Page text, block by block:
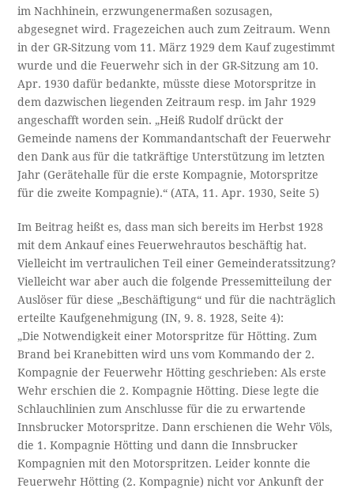
im Nachhinein, erzwungenermaßen sozusagen,
abgesegnet wird. Fragezeichen auch zum Zeitraum. Wenn
in der GR-Sitzung vom 11. März 1929 dem Kauf zugestimmt
wurde und die Feuerwehr sich in der GR-Sitzung am 10.
Apr. 1930 dafür bedankte, müsste diese Motorspritze in
dem dazwischen liegenden Zeitraum resp. im Jahr 1929
angeschafft worden sein. „Heiß Rudolf drückt der
Gemeinde namens der Kommandantschaft der Feuerwehr
den Dank aus für die tatkräftige Unterstützung im letzten
Jahr (Gerätehalle für die erste Kompagnie, Motorspritze
für die zweite Kompagnie).“ (ATA, 11. Apr. 1930, Seite 5)
Im Beitrag heißt es, dass man sich bereits im Herbst 1928
mit dem Ankauf eines Feuerwehrautos beschäftig hat.
Vielleicht im vertraulichen Teil einer Gemeinderatssitzung?
Vielleicht war aber auch die folgende Pressemitteilung der
Auslöser für diese „Beschäftigung“ und für die nachträglich
erteilte Kaufgenehmigung (IN, 9. 8. 1928, Seite 4):
„Die Notwendigkeit einer Motorspritze für Hötting. Zum
Brand bei Kranebitten wird uns vom Kommando der 2.
Kompagnie der Feuerwehr Hötting geschrieben: Als erste
Wehr erschien die 2. Kompagnie Hötting. Diese legte die
Schlauchlinien zum Anschlusse für die zu erwartende
Innsbrucker Motorspritze. Dann erschienen die Wehr Völs,
die 1. Kompagnie Hötting und dann die Innsbrucker
Kompagnien mit den Motorspritzen. Leider konnte die
Feuerwehr Hötting (2. Kompagnie) nicht vor Ankunft der